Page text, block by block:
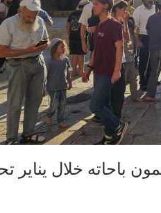
باحاته خلال يناير